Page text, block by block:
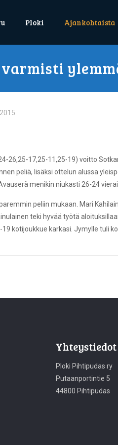
Ploki Ajankohtaista
26,25-17,25-11,25-19) voitto
peliä, lisäksi ottelun alussa
menikin niukasti 26-24
peliin mukaan. Mari
teki hyvää työtä
kotijoukkue karkasi. Jymylle tuli
Yhteystiedot
Ploki Pihtipudas ry
Putaanportintie 5
44800 Pihtipudas